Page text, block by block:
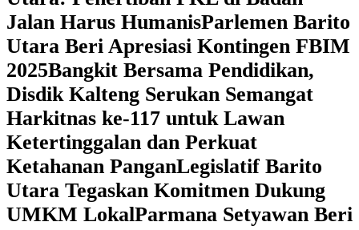
Jalan Harus HumanisParlemen Barito
Utara Beri Apresiasi Kontingen FBIM
2025‎Bangkit Bersama Pendidikan,
Disdik Kalteng Serukan Semangat
Harkitnas ke-117 untuk Lawan
Ketertinggalan dan Perkuat
Ketahanan PanganLegislatif Barito
Utara Tegaskan Komitmen Dukung
UMKM LokalParmana Setyawan Beri